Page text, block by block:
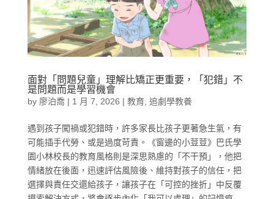
面對「問題兒童」理解比矯正更重要，「犯錯」不
是問題而是學習機會
by 廖泊喬| 1 月 7, 2026 | 教育, 追劇學教養
遇到孩子闖禍或犯錯時，許多家長比孩子更著急生氣，有
可能插手代勞、或是過度苛責。《窗邊的小荳荳》巴氏學
園小林校長的教育風格則是深思熟慮的「不干預」，他把
情緒放在後面，迅速評估風險後、維持對孩子的信任，把
選擇與責任交還給孩子，讓孩子在「可控的挫折」中反覆